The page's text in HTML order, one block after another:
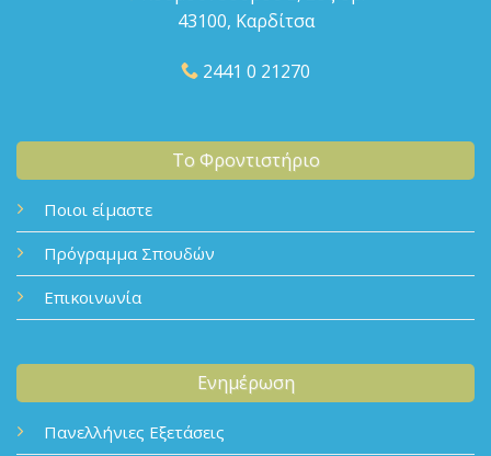
43100, Καρδίτσα
2441 0 21270
Το Φροντιστήριο
Ποιοι είμαστε
Πρόγραμμα Σπουδών
Επικοινωνία
Ενημέρωση
Πανελλήνιες Εξετάσεις